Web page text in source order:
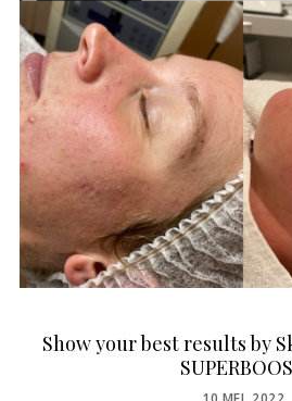
Show your best results by